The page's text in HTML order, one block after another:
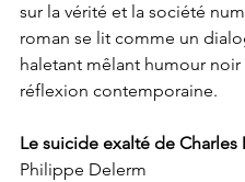
sur la vérité et la société
roman se lit comme un
haletant mêlant humour noir
réflexion contemporaine.
Le suicide exalté de Charles
Philippe Delerm